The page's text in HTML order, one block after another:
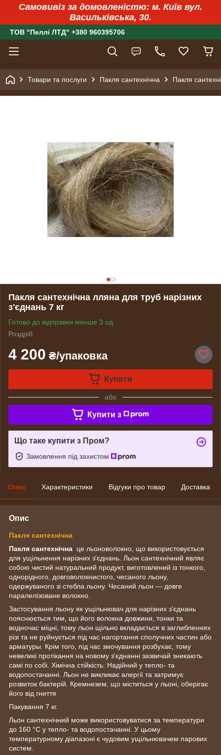
Самовивіз за домовленістю: м. Київ вул.
Васильківська, 30.
ТОВ "Пеллі ЛТД" +380 960395706
Товари та послуги Пакля сантехнічна Пакля
Пакля сантехнічна лляна для труб нарізних
з'єднань 7 кг
Готово до відправки менше 3 од.
Роздріб
4 200 ₴/упаковка
Купити
або
Купити з
Що таке купити з Пром?
Замовлення під захистом
Опис Характеристики Відгуки про товар Доставка
Опис
Пакля сантехнічна
Пакля сантехнічна це льоноволокно, що використовується
для ущільнення нарізних з'єднань. Льон сантехнічний являє
собою чистий натуральний продукт, виготовлений із тонкого,
однорідного, довговолокнистого, чесаного льону,
одержуваного зі стебла льону. Чесаний льон — довге
паралелізоване волокно.
Застосування льону як ущільнювач для нарізних з'єднань
пояснюється тим, що його волокна довжини, тонки та
водночас міцні, тому льон щільно вкладається в заглибленнях
різі та не руйнується під час нагортання сполучних частин або
арматуры. Крім того, під час змочування розбухає, тому
невеликі протікання на новому з'єднанні зазвичай зникають
самі по собі. Хімічна стійкість: Надійний у тепло- та
водопостачанні. Льон не викликає алергії та затримує
розвиток бактерій. Кремнезем, що міститься у льоні, оберігає
його від гниття
Пакування 7 кг.
Льон сантехнічний може використовуватися за температури
до 160 °C у тепло- та водопостачанні. У цьому
температурному діапазоні є чудовим ущільнювачем парових
систем.